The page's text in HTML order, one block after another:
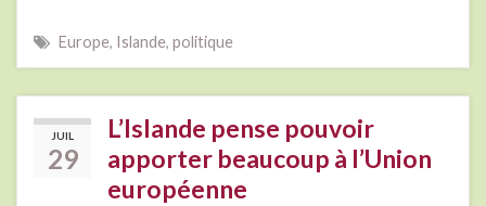
Europe, Islande, politique
JUIL
29
L’Islande pense pouvoir
apporter beaucoup à l’Union
européenne